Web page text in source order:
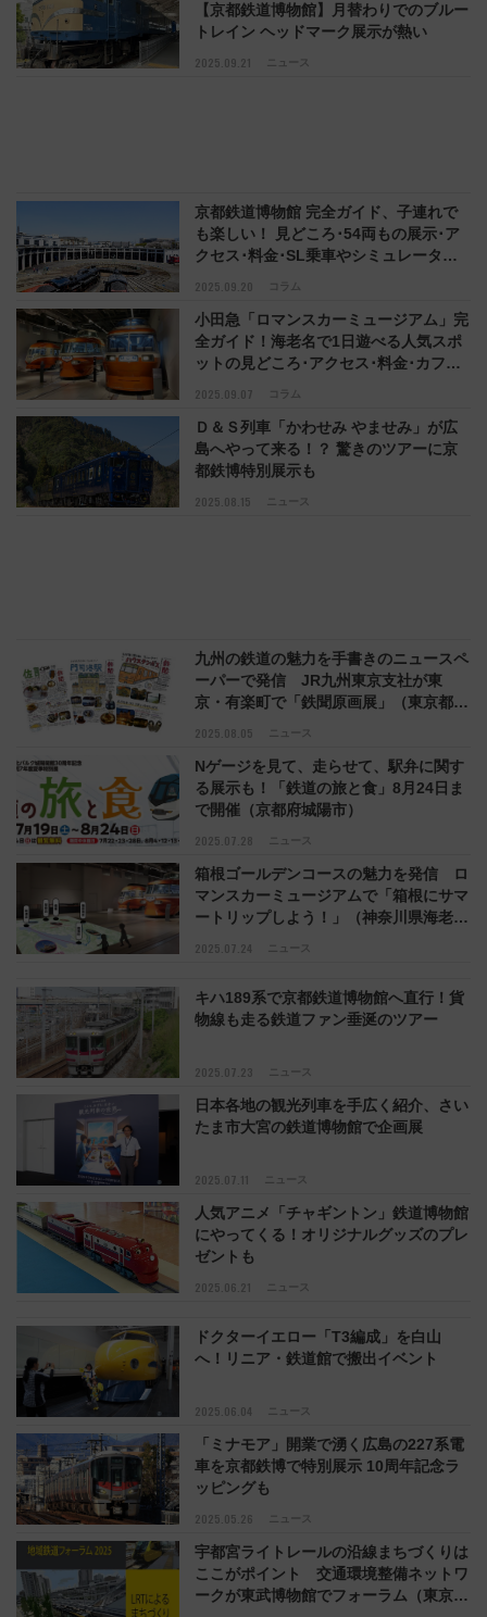
2025.09.21 ニュース
【京都鉄道博物館】月替わりでのブルー
トレイン ヘッドマーク展示が熱い
2025.09.20 コラム
京都鉄道博物館 完全ガイド、子連れで
も楽しい！ 見どころ･54両もの展示･ア
クセス･料金･SL乗車やシミュレータ体
2025.09.07 コラム
小田急「ロマンスカーミュージアム」完
全ガイド！海老名で1日遊べる人気スポ
ットの見どころ･アクセス･料金･カフェ･
2025.08.15 ニュース
Ｄ＆Ｓ列車「かわせみ やませみ」が広
島へやって来る！？ 驚きのツアーに京
都鉄博特別展示も
2025.08.05 ニュース
九州の鉄道の魅力を手書きのニュースペ
ーパーで発信 JR九州東京支社が東
京・有楽町で「鉄聞原画展」（東京都千
2025.07.28 ニュース
Nゲージを見て、走らせて、駅弁に関す
る展示も！「鉄道の旅と食」8月24日ま
で開催（京都府城陽市）
2025.07.24 ニュース
箱根ゴールデンコースの魅力を発信 ロ
マンスカーミュージアムで「箱根にサマ
ートリップしよう！」（神奈川県海老名
2025.07.23 ニュース
キハ189系で京都鉄道博物館へ直行！貨
物線も走る鉄道ファン垂涎のツアー
2025.07.11 ニュース
日本各地の観光列車を手広く紹介、さい
たま市大宮の鉄道博物館で企画展
2025.06.21 ニュース
人気アニメ「チャギントン」鉄道博物館
にやってくる！オリジナルグッズのプレ
ゼントも
2025.06.04 ニュース
ドクターイエロー「T3編成」を白山
へ！リニア・鉄道館で搬出イベント
2025.05.26 ニュース
「ミナモア」開業で湧く広島の227系電
車を京都鉄博で特別展示 10周年記念ラ
ッピングも
宇都宮ライトレールの沿線まちづくりは
ここがポイント 交通環境整備ネットワ
ークが東武博物館でフォーラム（東京都